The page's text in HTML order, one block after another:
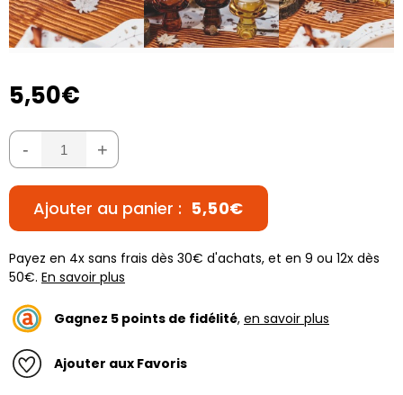
5,50€
- +
Ajouter au panier : 5,50€
Payez en 4x sans frais dès 30€ d'achats, et en 9 ou 12x dès
50€. En savoir plus
Gagnez 5 points de fidélité, en savoir plus
Ajouter aux Favoris